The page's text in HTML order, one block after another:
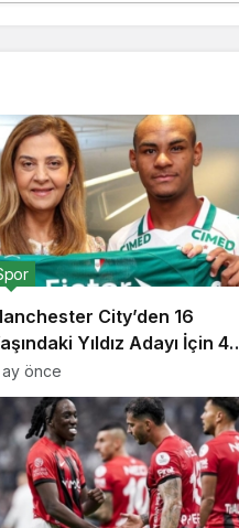
City’den 16
Yıldız Adayı İçin 40
Euroluk Rekor Teklif
önce